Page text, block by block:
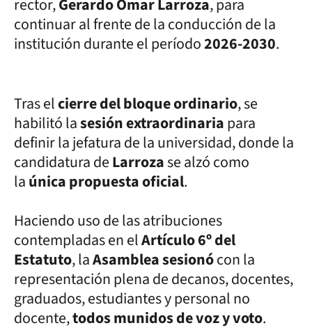
rector,Gerardo Omar Larroza, para
continuar al frente de la conducción de la
institución durante el período2026-2030.
Tras elcierre del bloque ordinario, se
habilitó lasesión extraordinariapara
definir la jefatura de la universidad, donde la
candidatura deLarrozase alzó como
laúnica propuesta oficial.
Haciendo uso de las atribuciones
contempladas en elArtículo 6º del
Estatuto, laAsamblea sesionócon la
representación plena de decanos, docentes,
graduados, estudiantes y personal no
docente,todos munidos de voz y voto.